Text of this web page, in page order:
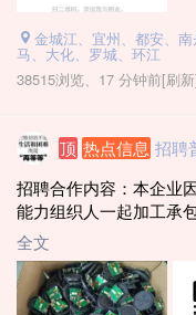
5. 无一次性扣12分违章
6. 新车车价6万以上
7. 不要出租车和网约车
能做的加微信（每天需要
金城江、宜州、都安、
马、大化、罗城、环江
38515浏览、 17 分钟前[刷
顶 热点信息 招聘
招聘合作内容：本企业
能力组织人一起加工承
件，个人或带队均可做
万以上，合作有送货上
责！联系电话：181～
实地洽谈
全文